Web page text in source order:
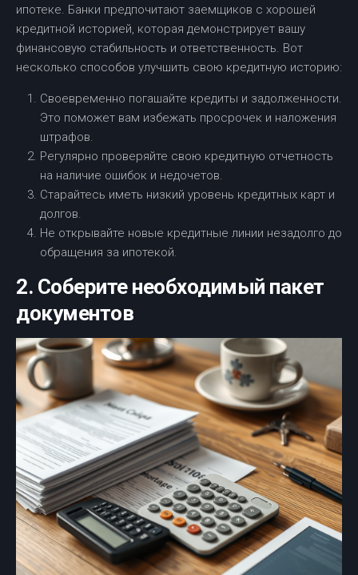
ипотеке. Банки предпочитают заемщиков с хорошей
кредитной историей, которая демонстрирует вашу
финансовую стабильность и ответственность. Вот
несколько способов улучшить свою кредитную историю:
Своевременно погашайте кредиты и задолженности.
Это поможет вам избежать просрочек и наложения
штрафов.
Регулярно проверяйте свою кредитную отчетность
на наличие ошибок и недочетов.
Старайтесь иметь низкий уровень кредитных карт и
долгов.
Не открывайте новые кредитные линии незадолго до
обращения за ипотекой.
2. Соберите необходимый пакет
документов